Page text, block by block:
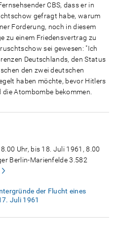
CBS, dass er in
gefragt habe, warum
Forderung, noch in diesem
zu einem Friedensvertrag zu
sei gewesen: "Ich
Deutschlands, den Status
den zwei deutschen
haben möchte, bevor Hitlers
Atombombe bekommen.
Uhr, bis 18. Juli 1961, 8.00
Berlin-Marienfelde 3.582
der Flucht eines
Juli 1961